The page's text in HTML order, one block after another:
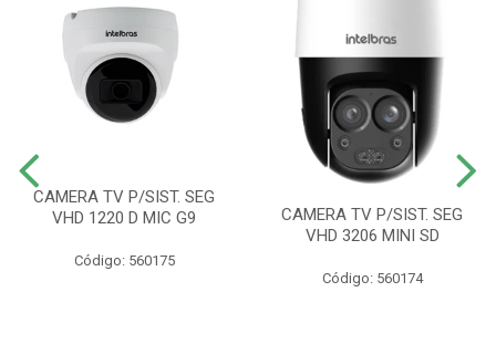
CAMERA TV P/SIST. SEG
VHD 1220 D MIC G9
Código: 560175
CAMERA TV P/SIST. SEG
VHD 3206 MINI SD
Código: 560174